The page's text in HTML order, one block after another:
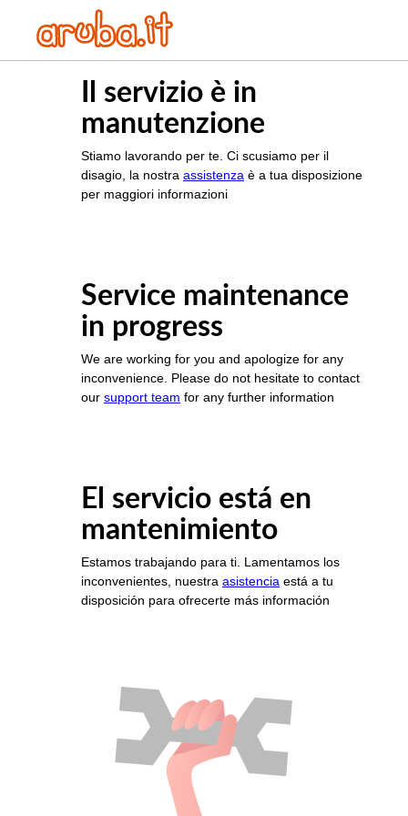
Il servizio è in
manutenzione
Stiamo lavorando per te. Ci scusiamo per il
disagio, la nostra assistenza è a tua disposizione
per maggiori informazioni
Service maintenance
in progress
We are working for you and apologize for any
inconvenience. Please do not hesitate to contact
our support team for any further information
El servicio está en
mantenimiento
Estamos trabajando para ti. Lamentamos los
inconvenientes, nuestra asistencia está a tu
disposición para ofrecerte más información